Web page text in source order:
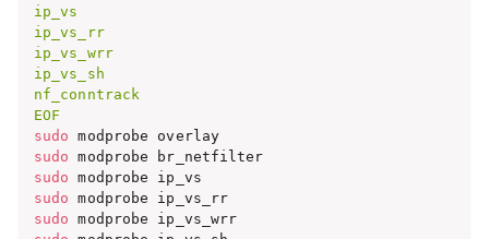
ip_vs
ip_vs_rr
ip_vs_wrr
ip_vs_sh
nf_conntrack
EOF
sudo
sudo
sudo
sudo
sudo